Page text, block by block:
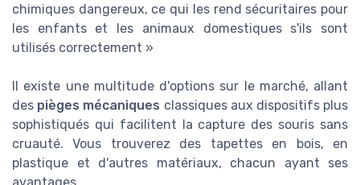
chimiques dangereux, ce qui les rend sécuritaires pour
les enfants et les animaux domestiques s'ils sont
utilisés correctement »
Il existe une multitude d'options sur le marché, allant
des pièges mécaniques classiques aux dispositifs plus
sophistiqués qui facilitent la capture des souris sans
cruauté. Vous trouverez des tapettes en bois, en
plastique et d'autres matériaux, chacun ayant ses
avantages.